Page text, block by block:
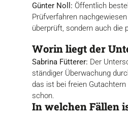
Günter Noll: Öffentlich
Prüfverfahren
überprüft, sondern auch die
Worin liegt der
Sabrina Fütterer: Der
ständiger Überwachung
das ist bei freien
schon.
In welchen Fällen